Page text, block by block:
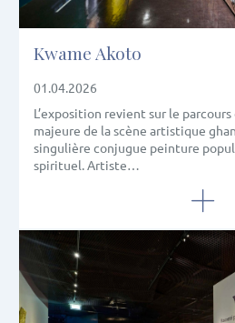
Kwame Akoto
01.04.2026
L’exposition revient sur le
majeure de la scène artistique
singulière conjugue peinture
spirituel. Artiste…